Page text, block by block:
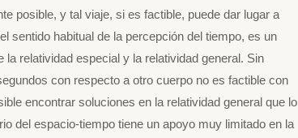
posible, y tal viaje, si es factible, puede dar lugar a
sentido habitual de la percepción del tiempo, es un
relatividad especial y la relatividad general. Sin
con respecto a otro cuerpo no es factible con
encontrar soluciones en la relatividad general que lo
del espacio-tiempo tiene un apoyo muy limitado en la